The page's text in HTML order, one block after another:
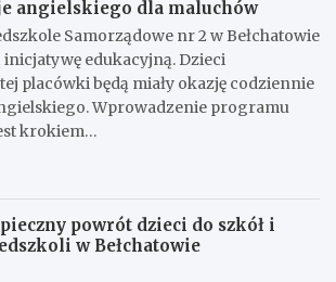
angielskiego dla maluchów
Samorządowe nr 2 w Bełchatowie
edukacyjną. Dzieci
placówki będą miały okazję codziennie
Wprowadzenie programu
krokiem…
powrót dzieci do szkół i
w Bełchatowie